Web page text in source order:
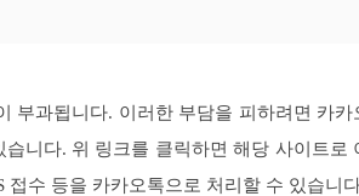
부과됩니다. 이러한 부담을 피하려면 카카
니다. 위 링크를 클릭하면 해당 사이트로
접수 등을 카카오톡으로 처리할 수 있습니